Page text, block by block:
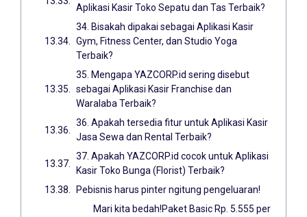
Aplikasi Kasir Toko Sepatu dan Tas Terbaik?
34. Bisakah dipakai sebagai Aplikasi Kasir
Gym, Fitness Center, dan Studio Yoga
Terbaik?
35. Mengapa YAZCORP.id sering disebut
sebagai Aplikasi Kasir Franchise dan
Waralaba Terbaik?
36. Apakah tersedia fitur untuk Aplikasi Kasir
Jasa Sewa dan Rental Terbaik?
37. Apakah YAZCORP.id cocok untuk Aplikasi
Kasir Toko Bunga (Florist) Terbaik?
Pebisnis harus pinter ngitung pengeluaran!
Mari kita bedah!Paket Basic Rp. 5.555 per